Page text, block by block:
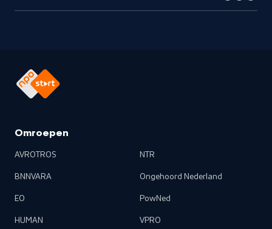
Omroepen
AVROTROS
BNNVARA
EO
HUMAN
NTR
Ongehoord Nederland
PowNed
VPRO